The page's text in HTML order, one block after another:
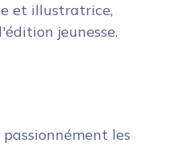
et illustratrice,
jeunesse.
les